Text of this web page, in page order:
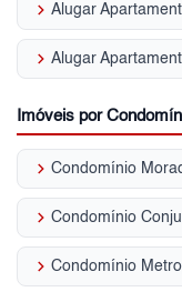
keyboard_arrow_right
keyboard_arrow_right Alugar
Imóveis por
keyboard_arrow_right Condomínio
keyboard_arrow_right
keyboard_arrow_right Condomínio